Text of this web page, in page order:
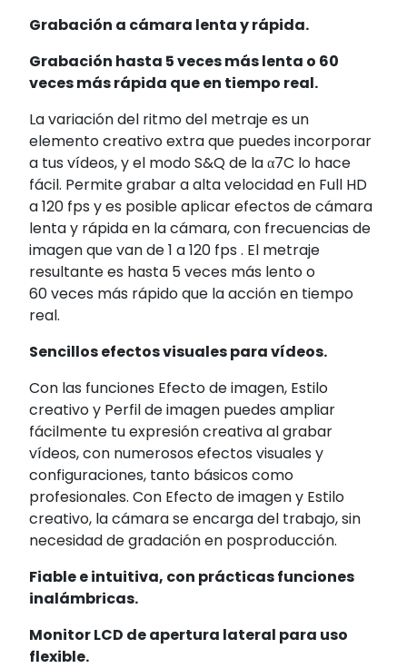
Grabación a cámara lenta y rápida.
Grabación hasta 5 veces más lenta o 60
veces más rápida que en tiempo real.
La variación del ritmo del metraje es un
elemento creativo extra que puedes incorporar
a tus vídeos, y el modo S&Q de la α7C lo hace
fácil. Permite grabar a alta velocidad en Full HD
a 120 fps y es posible aplicar efectos de cámara
lenta y rápida en la cámara, con frecuencias de
imagen que van de 1 a 120 fps . El metraje
resultante es hasta 5 veces más lento o
60 veces más rápido que la acción en tiempo
real.
Sencillos efectos visuales para vídeos.
Con las funciones Efecto de imagen, Estilo
creativo y Perfil de imagen puedes ampliar
fácilmente tu expresión creativa al grabar
vídeos, con numerosos efectos visuales y
configuraciones, tanto básicos como
profesionales. Con Efecto de imagen y Estilo
creativo, la cámara se encarga del trabajo, sin
necesidad de gradación en posproducción.
Fiable e intuitiva, con prácticas funciones
inalámbricas.
Monitor LCD de apertura lateral para uso
flexible.